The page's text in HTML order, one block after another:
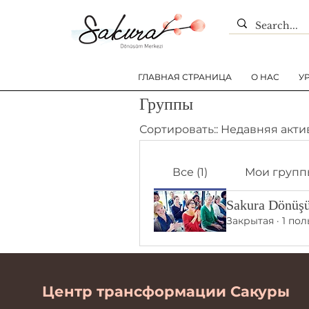
ГЛАВНАЯ СТРАНИЦА О НАС
Группы
Сортировать:: Недавняя
Все (1) Мои
Sakura
Закрытая · 1
Центр трансформации Сакуры